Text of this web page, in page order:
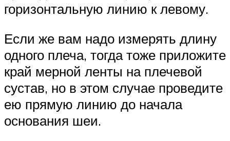
горизонтальную линию к левому.
Если же вам надо измерять длину
одного плеча, тогда тоже приложите
край мерной ленты на плечевой
сустав, но в этом случае проведите
ею прямую линию до начала
основания шеи.